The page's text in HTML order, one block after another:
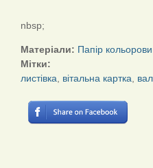
nbsp;
Матеріали: Папір
Мітки:
листівка
вітальна картка